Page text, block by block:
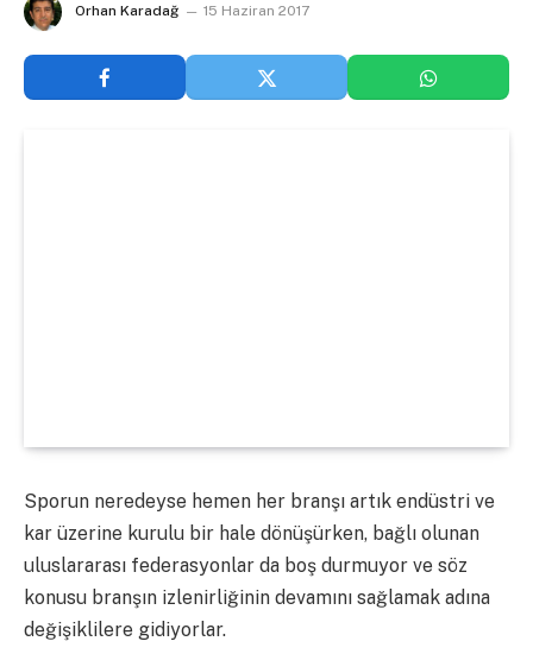
Orhan Karadağ 15 Haziran 2017
Sporun neredeyse hemen her branşı artık endüstri ve
kar üzerine kurulu bir hale dönüşürken, bağlı olunan
uluslararası federasyonlar da boş durmuyor ve söz
konusu branşın izlenirliğinin devamını sağlamak adına
değişiklilere gidiyorlar.